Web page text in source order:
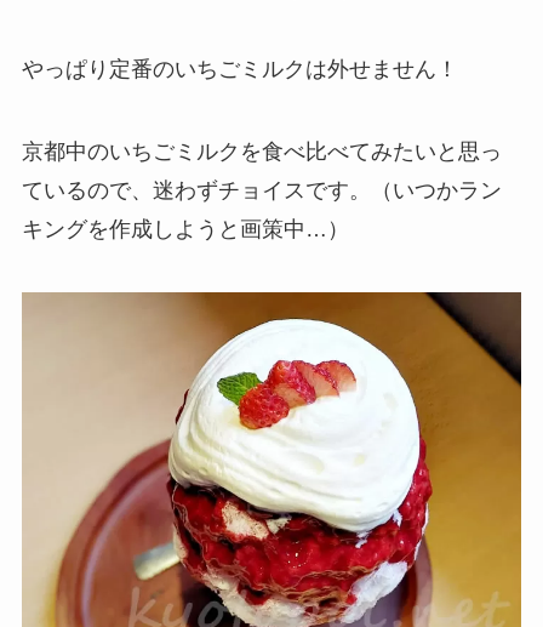
やっぱり定番のいちごミルクは外せません！
京都中のいちごミルクを食べ比べてみたいと思っ
ているので、迷わずチョイスです。（いつかラン
キングを作成しようと画策中…）